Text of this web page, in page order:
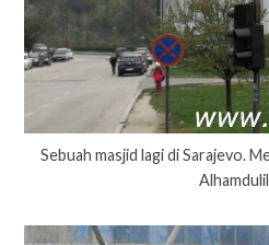
Sebuah masjid lagi di Sarajevo.